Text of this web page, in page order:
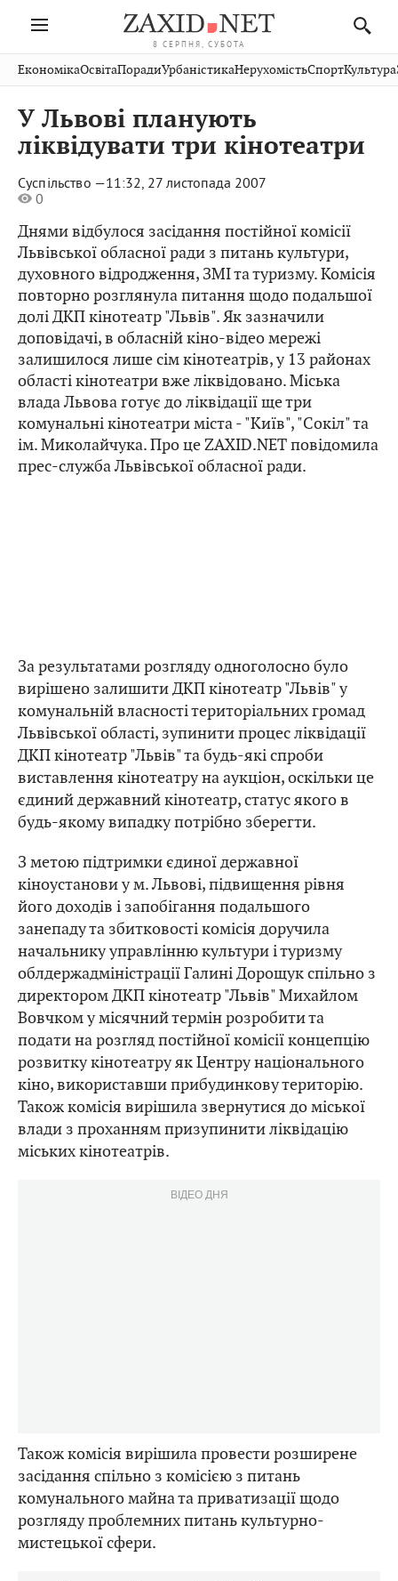
8 СЕРПНЯ, СУБОТА
Івано-
Франківськ
Волинь
РівнеСтрий
Хмельницький
Публікації
Авто СловкоКультура
Кіно Дім
ФотоОсвітаНерухомість
Домашні
ЕкономікаОсвітаПорадиУрбаністикаНерухомістьСпортКультура
У Львові планують
ліквідувати три кінотеатри
Суспільство —11:32, 27 листопада 2007
0
Днями відбулося засідання постійної комісії
Львівської обласної ради з питань культури,
духовного відродження, ЗМІ та туризму. Комісія
повторно розглянула питання щодо подальшої
долі ДКП кінотеатр "Львів". Як зазначили
доповідачі, в обласній кіно-відео мережі
залишилося лише сім кінотеатрів, у 13 районах
області кінотеатри вже ліквідовано. Міська
влада Львова готує до ліквідації ще три
комунальні кінотеатри міста - "Київ", "Сокіл" та
ім. Миколайчука. Про це ZAXID.NET повідомила
прес-служба Львівської обласної ради.
За результатами розгляду одноголосно було
вирішено залишити ДКП кінотеатр "Львів" у
комунальній власності територіальних громад
Львівської області, зупинити процес ліквідації
ДКП кінотеатр "Львів" та будь-які спроби
виставлення кінотеатру на аукціон, оскільки це
єдиний державний кінотеатр, статус якого в
будь-якому випадку потрібно зберегти.
З метою підтримки єдиної державної
кіноустанови у м. Львові, підвищення рівня
його доходів і запобігання подальшого
занепаду та збитковості комісія доручила
начальнику управлінню культури і туризму
облдержадміністрації Галині Дорощук спільно з
директором ДКП кінотеатр "Львів" Михайлом
Вовчком у місячний термін розробити та
подати на розгляд постійної комісії концепцію
розвитку кінотеатру як Центру національного
кіно, використавши прибудинкову територію.
Також комісія вирішила звернутися до міської
влади з проханням призупинити ліквідацію
міських кінотеатрів.
ВІДЕО ДНЯ
Також комісія вирішила провести розширене
засідання спільно з комісією з питань
комунального майна та приватизації щодо
розгляду проблемних питань культурно-
мистецької сфери.